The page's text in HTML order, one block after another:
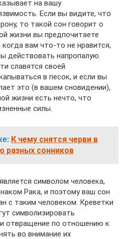
на вашу
Если вы видите, что
то такой сон говорит о
жизни вы предпочитаете
вам что-то не нравится,
действовать напропалую.
славятся своей
в песок, и если вы
это (в вашем сновидении),
жизни есть нечто, что
силы.
К чему снятся черви в
разных сонников
символом человека,
Рака, и поэтому ваш сон
с таким человеком. Креветки
символизировать
отвращение по отношению к
во внимание их